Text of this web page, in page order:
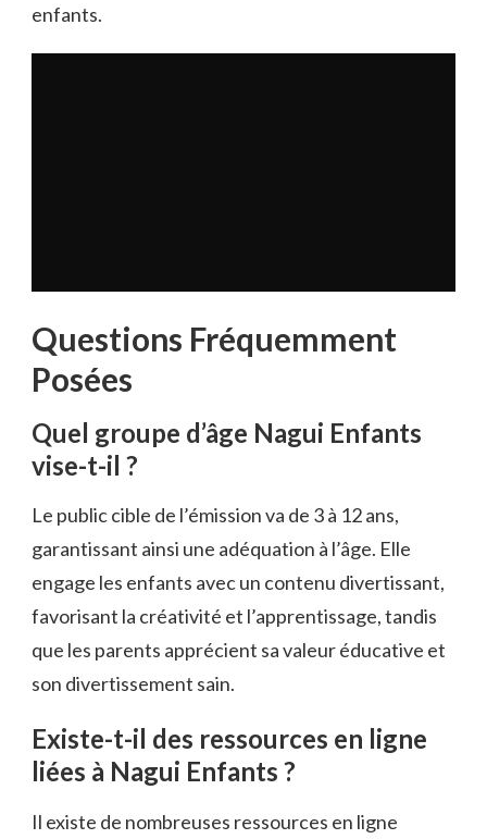
enfants.
Questions Fréquemment
Posées
Quel groupe d’âge Nagui Enfants
vise-t-il ?
Le public cible de l’émission va de 3 à 12 ans,
garantissant ainsi une adéquation à l’âge. Elle
engage les enfants avec un contenu divertissant,
favorisant la créativité et l’apprentissage, tandis
que les parents apprécient sa valeur éducative et
son divertissement sain.
Existe-t-il des ressources en ligne
liées à Nagui Enfants ?
Il existe de nombreuses ressources en ligne